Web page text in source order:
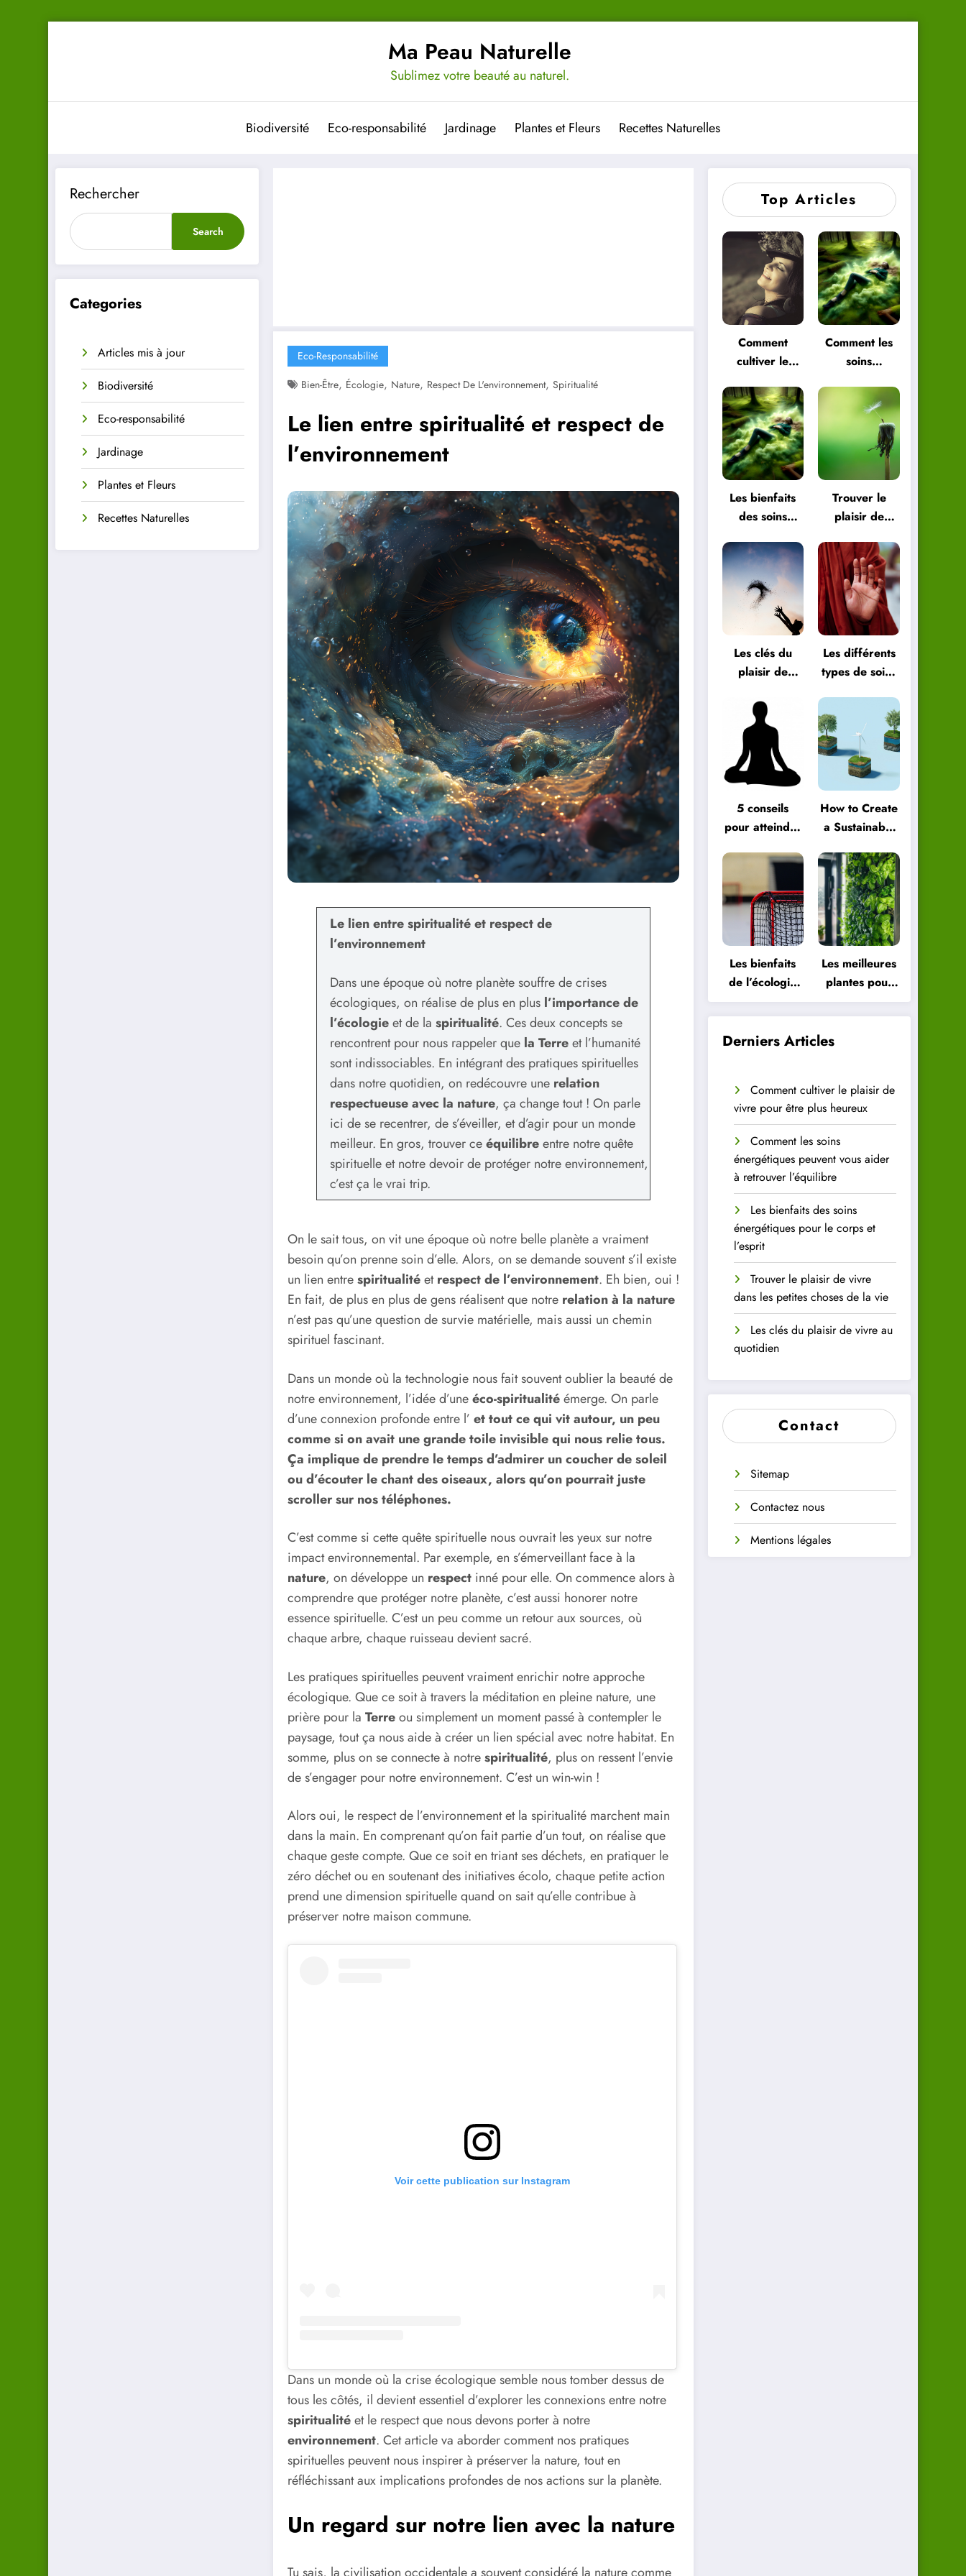
Ma Peau Naturelle
Sublimez votre beauté au naturel.
Biodiversité Eco-responsabilité Jardinage Plantes et Fleurs Recettes Naturelles
Rechercher
Search
Categories
Articles mis à jour
Biodiversité
Eco-responsabilité
Jardinage
Plantes et Fleurs
Recettes Naturelles
Eco-Responsabilité
Bien-Être, Écologie, Nature, Respect De L'environnement, Spiritualité
Le lien entre spiritualité et respect de
l’environnement
Le lien entre spiritualité et respect de
l’environnement
Dans une époque où notre planète souffre de crises
écologiques, on réalise de plus en plus l’importance de
l’écologieet de la spiritualité. Ces deux concepts se
rencontrent pour nous rappeler que la Terreet l’humanité
sont indissociables. En intégrant des pratiques spirituelles
dans notre quotidien, on redécouvre une relation
respectueuse avec la nature, ça change tout ! On parle
ici de se recentrer, de s’éveiller, et d’agir pour un monde
meilleur. En gros, trouver ceéquilibreentre notre quête
spirituelle et notre devoir de protéger notre environnement,
c’est ça le vrai trip.
On le sait tous, on vit une époque où notre belle planète a vraiment
besoin qu’on prenne soin d’elle. Alors, on se demande souvent s’il existe
un lien entrespiritualitéetrespect de l’environnement. Eh bien, oui !
En fait, de plus en plus de gens réalisent que notre relation à la nature
n’est pas qu’une question de survie matérielle, mais aussi un chemin
spirituel fascinant.
Dans un monde où la technologie nous fait souvent oublier la beauté de
notre environnement, l’idée d’uneéco-spiritualitéémerge. On parle
d’une connexion profonde entre l’ et tout ce qui vit autour, un peu
comme si on avait une grande toile invisible qui nous relie tous.
Ça implique de prendre le temps d’admirer un coucher de soleil
ou d’écouter le chant des oiseaux, alors qu’on pourrait juste
scroller sur nos téléphones.
C’est comme si cette quête spirituelle nous ouvrait les yeux sur notre
impact environnemental. Par exemple, en s’émerveillant face à la
nature, on développe un respectinné pour elle. On commence alors à
comprendre que protéger notre planète, c’est aussi honorer notre
essence spirituelle. C’est un peu comme un retour aux sources, où
chaque arbre, chaque ruisseau devient sacré.
Les pratiques spirituelles peuvent vraiment enrichir notre approche
écologique. Que ce soit à travers la méditation en pleine nature, une
prière pour la Terreou simplement un moment passé à contempler le
paysage, tout ça nous aide à créer un lien spécial avec notre habitat. En
somme, plus on se connecte à notrespiritualité, plus on ressent l’envie
de s’engager pour notre environnement. C’est un win-win !
Alors oui, le respect de l’environnement et la spiritualité marchent main
dans la main. En comprenant qu’on fait partie d’un tout, on réalise que
chaque geste compte. Que ce soit en triant ses déchets, en pratiquer le
zéro déchet ou en soutenant des initiatives écolo, chaque petite action
prend une dimension spirituelle quand on sait qu’elle contribue à
préserver notre maison commune.
Voir cette publication sur Instagram
Dans un monde où la crise écologique semble nous tomber dessus de
tous les côtés, il devient essentiel d’explorer les connexions entre notre
spiritualitéet le respect que nous devons porter à notre
environnement. Cet article va aborder comment nos pratiques
spirituelles peuvent nous inspirer à préserver la nature, tout en
réfléchissant aux implications profondes de nos actions sur la planète.
Un regard sur notre lien avec la nature
Top Articles
Comment
cultiver le
vivre pour
être plus
heureux
Comment les
soins
peuvent vous
aider à
retrouver
l’équilibre
Les bienfaits
des soins
pour le corps
et l’esprit
Trouver le
plaisir de
petites choses
de la vie
Les clés du
plaisir de
quotidien
Les différents
types de soins
et comment
les choisir
5 conseils
pour atteindre
global
How to Create
a Sustainable
Lifestyle
Les bienfaits
de l’écologie
intérieure
pour votre
santé
Les meilleures
plantes pour
purifier l’air
de votre
Derniers Articles
Comment cultiver le plaisir de
vivre pour être plus heureux
Comment les soins
énergétiques peuvent vous aider
à retrouver l’équilibre
Les bienfaits des soins
énergétiques pour le corps et
l’esprit
Trouver le plaisir de vivre
dans les petites choses de la vie
Les clés du plaisir de vivre au
quotidien
Contact
Sitemap
Contactez nous
Mentions légales